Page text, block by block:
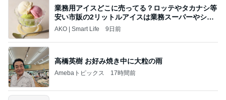
業務用アイスどこに売ってる？ロッテやタカナシ等
安い市販の2リットルアイスは業務スーパーやシャ
トレ
AKO | Smart Life 9日前
高橋英樹 お好み焼き中に大粒の雨
Amebaトピックス 17時間前